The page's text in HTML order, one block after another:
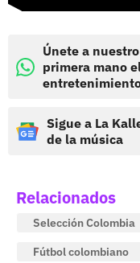
Únete a
primera mano
Sigue a La
de la música
Relacionados
Selección Colombia
Fútbol colombiano